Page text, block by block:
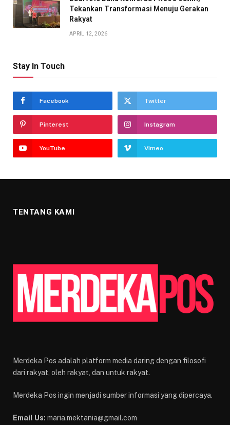
Tekankan Transformasi Menuju Gerakan
Rakyat
APRIL 12, 2026
Stay In Touch
Facebook Twitter
Pinterest Instagram
YouTube Vimeo
TENTANG KAMI
Merdeka Pos adalah platform media daring dengan filosofi
dari rakyat, oleh rakyat, dan untuk rakyat.
Merdeka Pos ingin menjadi sumber informasi yang dipercaya.
Email Us: maria.mektania@gmail.com